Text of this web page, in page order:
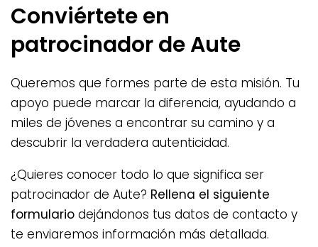
Conviértete en
patrocinador de Aute
Queremos que formes parte de esta misión. Tu
apoyo puede marcar la diferencia, ayudando a
miles de jóvenes a encontrar su camino y a
descubrir la verdadera autenticidad.
¿Quieres conocer todo lo que significa ser
patrocinador de Aute? Rellena el siguiente
formulario dejándonos tus datos de contacto y
te enviaremos información más detallada.